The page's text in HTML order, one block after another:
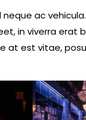
ac
in viverra erat
at est vitae,